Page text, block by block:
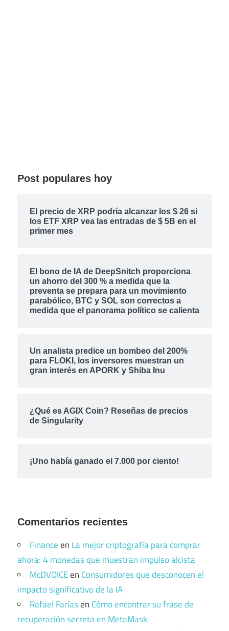
Post populares hoy
El precio de XRP podría alcanzar los $ 26 si
los ETF XRP vea las entradas de $ 5B en el
primer mes
El bono de IA de DeepSnitch proporciona
un ahorro del 300 % a medida que la
preventa se prepara para un movimiento
parabólico, BTC y SOL son correctos a
medida que el panorama político se calienta
Un analista predice un bombeo del 200%
para FLOKI, los inversores muestran un
gran interés en APORK y Shiba Inu
¿Qué es AGIX Coin? Reseñas de precios
de Singularity
¡Uno había ganado el 7.000 por ciento!
Comentarios recientes
Financeen La mejor criptografía para comprar
ahora: 4 monedas que muestran impulso alcista
McDVOICEen Consumidores que desconocen el
impacto significativo de la IA
Rafael Faríasen Cómo encontrar su frase de
recuperación secreta en MetaMask